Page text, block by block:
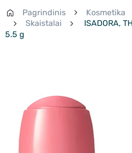
Pagrindinis Kosmetika
Skaistalai
ISADORA,
5.5 g